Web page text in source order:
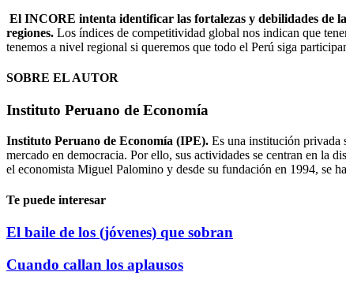
El INCORE intenta identificar las fortalezas y debilidades de
regiones. Los índices de competitividad global nos indican que
tenemos a nivel regional si queremos que todo el Perú siga
SOBRE EL AUTOR
Instituto Peruano de Economía
Instituto Peruano de Economía (IPE). Es una institución privada
mercado en democracia. Por ello, sus actividades se centran en la
el economista Miguel Palomino y desde su fundación en 1994, se
Te puede interesar
El baile de los (jóvenes) que sobran
Cuando callan los aplausos